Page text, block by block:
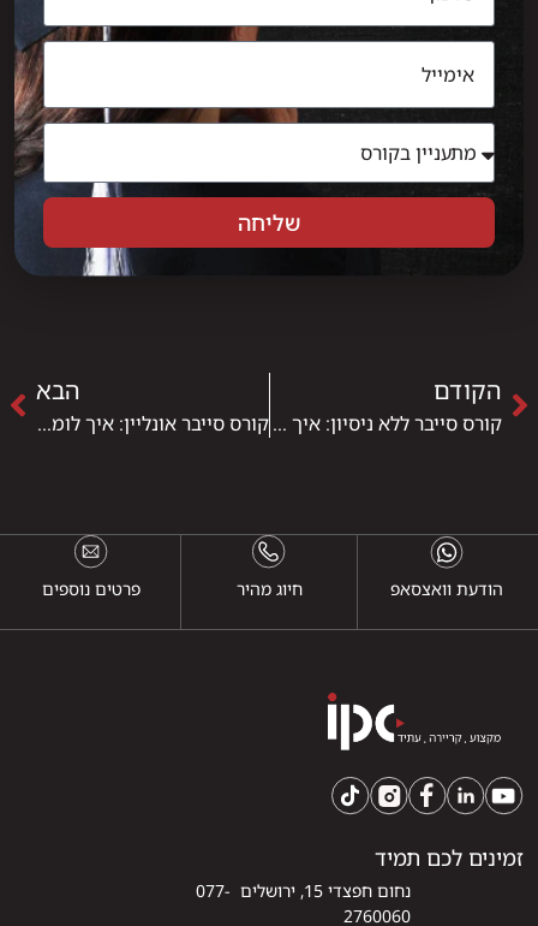
שליחה
הקודם
קורס סייבר ללא ניסיון: איך נכנסים לתחום מאפס ומה באמת נדרש
הבא
קורס סייבר אונליין: איך לומדים אבטחת מידע מרחוק ומגיעים מוכנים לשוק
הודעת וואצסאפ חיוג מהיר פרטים נוספים
זמינים לכם תמיד
נחום חפצדי 15, ירושלים 077-
2760060